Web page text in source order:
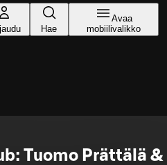
Hae
Avaa
mobiilivalikko
Tuomo Prättälä &